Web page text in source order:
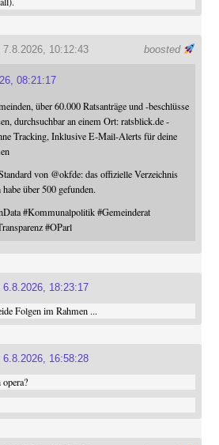
boosted
10:12:43
08:21:17
über 60.000 Ratsanträge und -beschlüsse
durchsuchbar an einem Ort: ratsblick.de -
Tracking, Inklusive E-Mail-Alerts für deine
von @okfde: das offizielle Verzeichnis
über 500 gefunden.
#Kommunalpolitik #Gemeinderat
#OParl
6.8.2026, 18:23:17
Folgen im Rahmen ...
6.8.2026, 16:58:28